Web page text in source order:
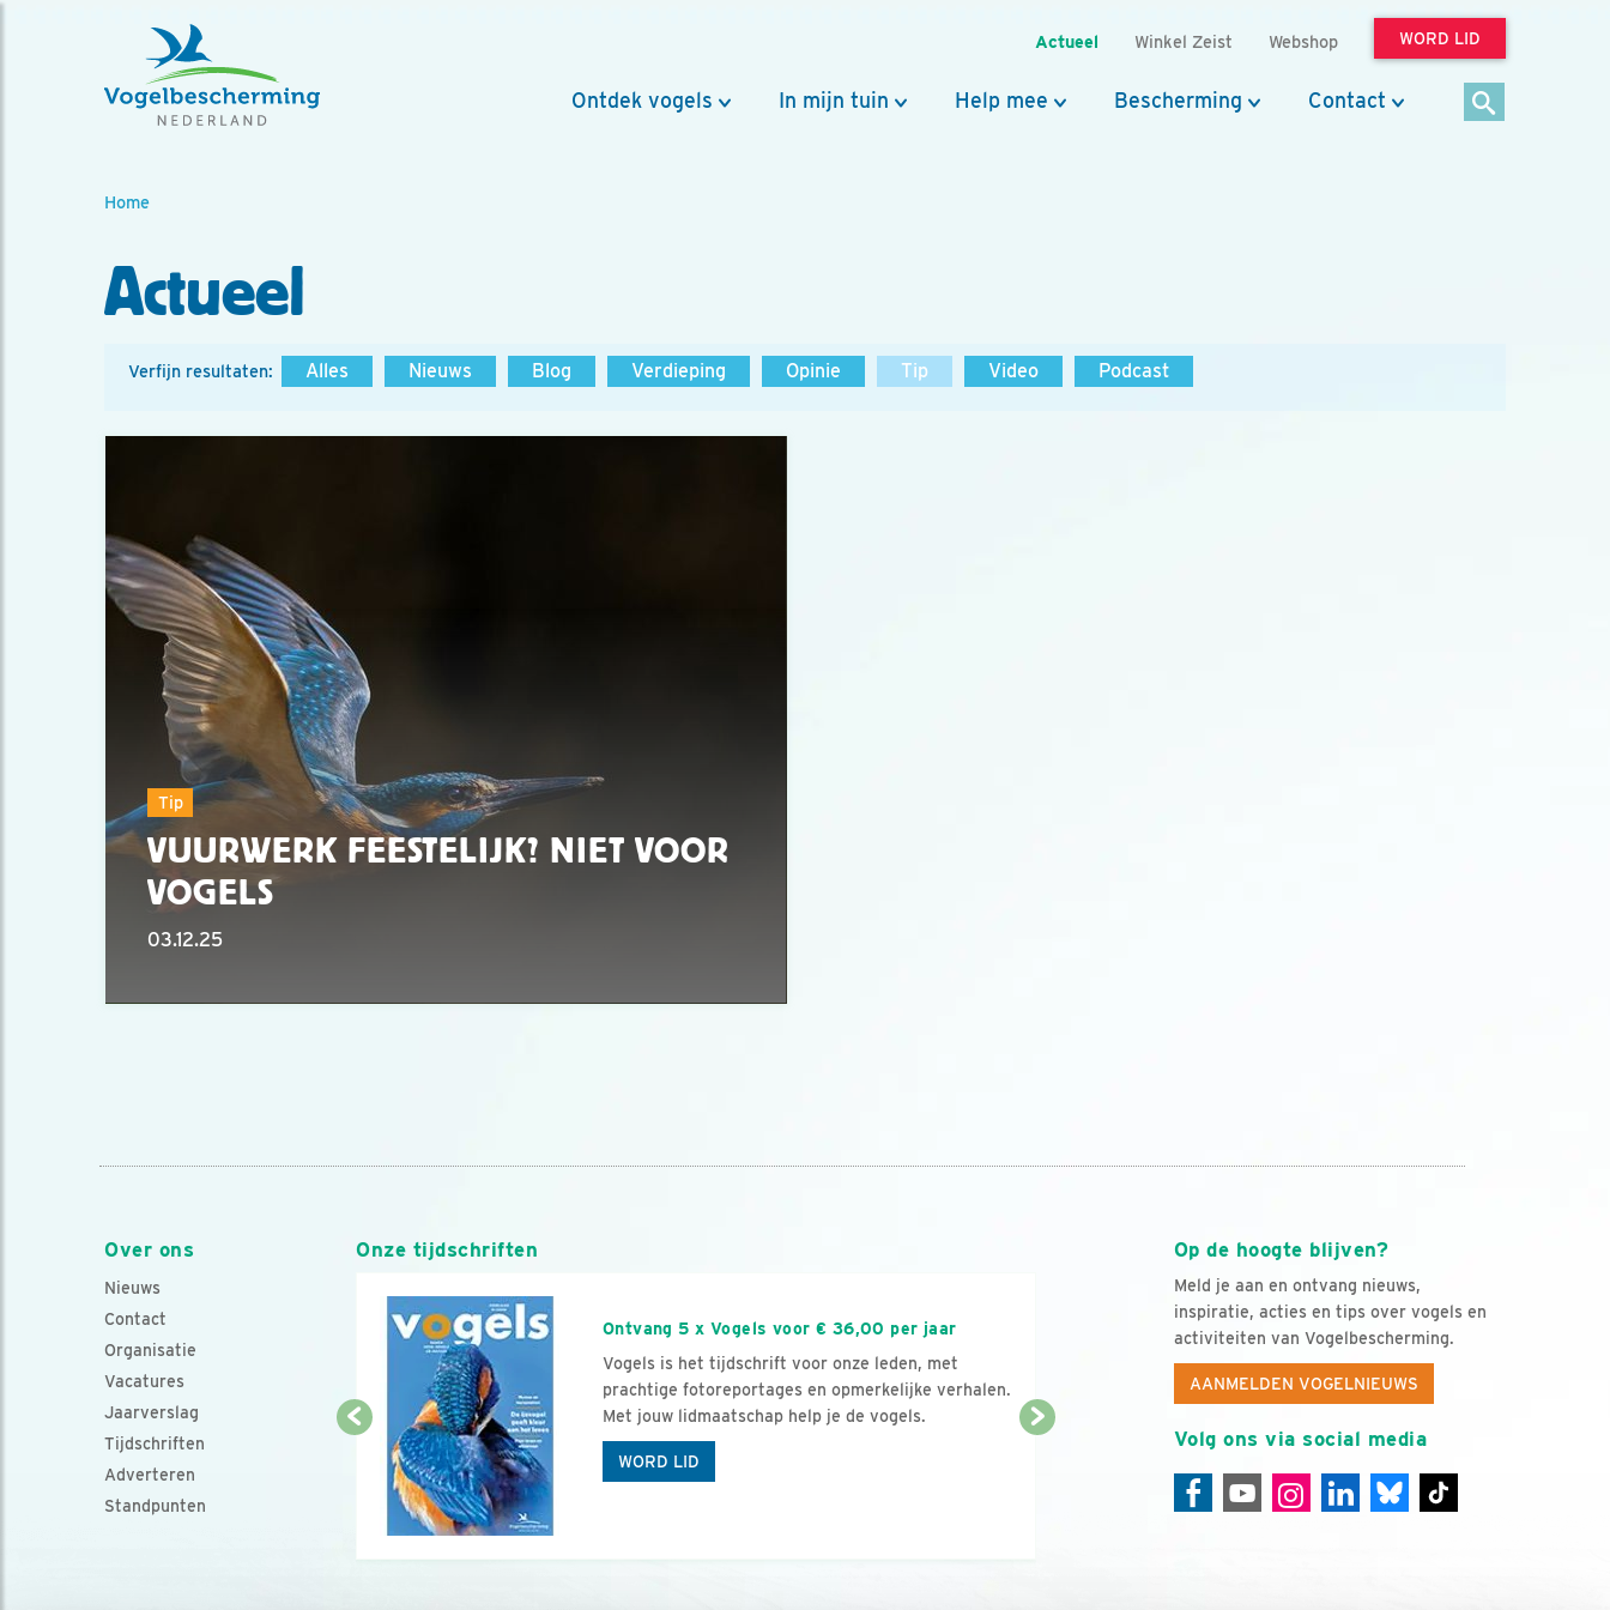
Actueel Winkel Zeist Webshop WORD LID
Ontdek vogels In mijn tuin Help mee Bescherming Contact
Home
Actueel
Verfijn resultaten: Alles Nieuws Blog Verdieping Opinie Tip Video Podcast
Tip
VUURWERK FEESTELIJK? NIET VOOR
VOGELS
03.12.25
Over ons
Nieuws
Contact
Organisatie
Vacatures
Jaarverslag
Tijdschriften
Adverteren
Standpunten
Op de hoogte blijven?
Meld je aan en ontvang nieuws,
inspiratie, acties en tips over vogels en
activiteiten van Vogelbescherming.
AANMELDEN VOGELNIEUWS
Volg ons via social media
Onze tijdschriften
Ontvang 5 x Vogels voor € 36,00 per jaar
Vogels is het tijdschrift voor onze leden, met
prachtige fotoreportages en opmerkelijke verhalen.
Met jouw lidmaatschap help je de vogels.
WORD LID